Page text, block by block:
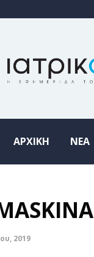
ΑΡΧΙΚΗ ΝΕΑ
2019